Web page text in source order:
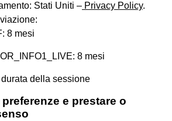
Stati Uniti – Privacy Policy.
8 mesi
8 mesi
della sessione
e prestare o